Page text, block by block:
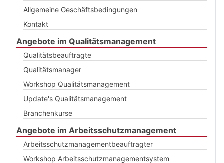
Allgemeine Geschäftsbedingungen
Kontakt
Angebote im Qualitätsmanagement
Qualitätsbeauftragte
Qualitätsmanager
Workshop Qualitätsmanagement
Update's Qualitätsmanagement
Branchenkurse
Angebote im Arbeitsschutzmanagement
Arbeitsschutzmanagementbeauftragter
Workshop Arbeitsschutzmanagementsystem